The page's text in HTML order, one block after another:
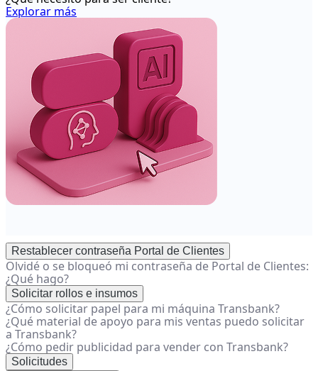
ayuda
Explorar más
Restablecer contraseña Portal de Clientes
Olvidé o se bloqueó mi contraseña de Portal de Clientes:
¿Qué hago?
Solicitar rollos e insumos
¿Cómo solicitar papel para mi máquina Transbank?
¿Qué material de apoyo para mis ventas puedo solicitar
a Transbank?
¿Cómo pedir publicidad para vender con Transbank?
Solicitudes